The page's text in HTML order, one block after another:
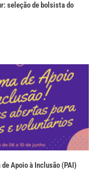
seleção de bolsista do
Apoio à Inclusão (PAI)